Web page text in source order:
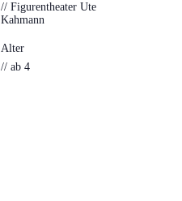
// Figurentheater Ute
Kahmann
Alter
// ab 4